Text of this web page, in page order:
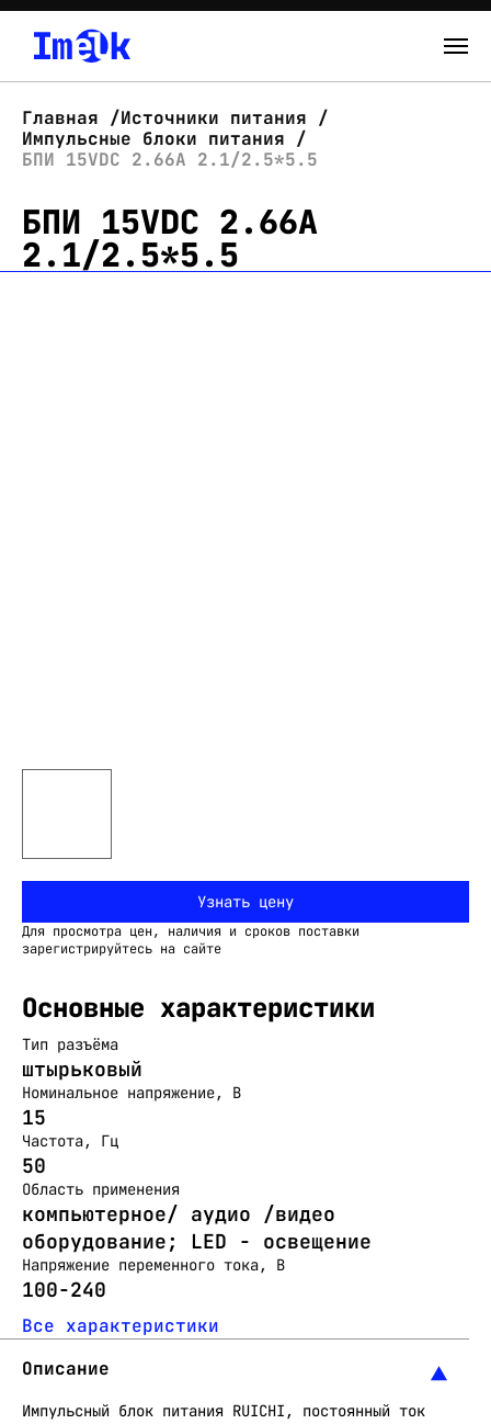
О нас
Новости
Склад
Главная
Источники питания
Импульсные блоки питания
БПИ 15VDC 2.66A 2.1/2.5*5.5
БПИ 15VDC 2.66A
2.1/2.5*5.5
Узнать цену
Для просмотра цен, наличия и сроков поставки
зарегистрируйтесь на сайте
Основные характеристики
Тип разъёма
штырьковый
Номинальное напряжение, В
15
Частота, Гц
50
Область применения
компьютерное/ аудио /видео
оборудование; LED - освещение
Напряжение переменного тока, В
100-240
Все характеристики
Описание
Импульсный блок питания RUICHI, постоянный ток